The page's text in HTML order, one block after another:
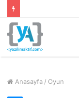
Anasayfa / Oyun